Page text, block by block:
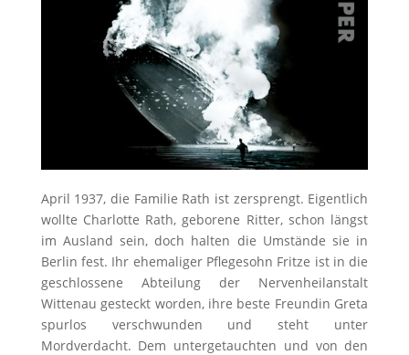
April 1937, die Familie Rath ist zersprengt. Eigentlich
wollte Charlotte Rath, geborene Ritter, schon längst
im Ausland sein, doch halten die Umstände sie in
Berlin fest. Ihr ehemaliger Pflegesohn Fritze ist in die
geschlossene Abteilung der Nervenheilanstalt
Wittenau gesteckt worden, ihre beste Freundin Greta
spurlos verschwunden und steht unter
Mordverdacht. Dem untergetauchten und von den